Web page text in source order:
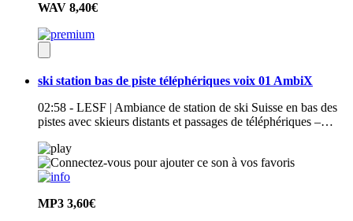
WAV 8,40€
ski station bas de piste téléphériques voix 01 AmbiX
02:58 - LESF | Ambiance de station de ski Suisse en bas des
pistes avec skieurs distants et passages de téléphériques –…
MP3 3,60€